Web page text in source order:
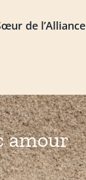
de l’Alliance
amour